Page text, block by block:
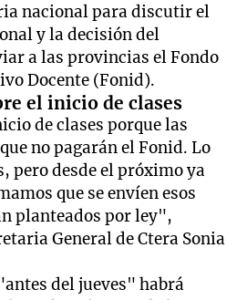
nacional para discutir el
y la decisión del
a las provincias el Fondo
Docente (Fonid).
el inicio de clases
de clases porque las
no pagarán el Fonid. Lo
pero desde el próximo ya
que se envíen esos
planteados por ley",
General de Ctera Sonia
del jueves" habrá